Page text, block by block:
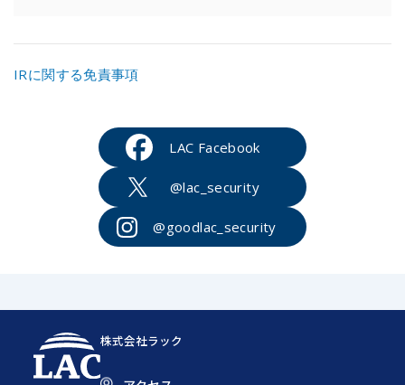
IRに関する免責事項
LAC Facebook
@lac_security
@goodlac_security
株式会社ラック